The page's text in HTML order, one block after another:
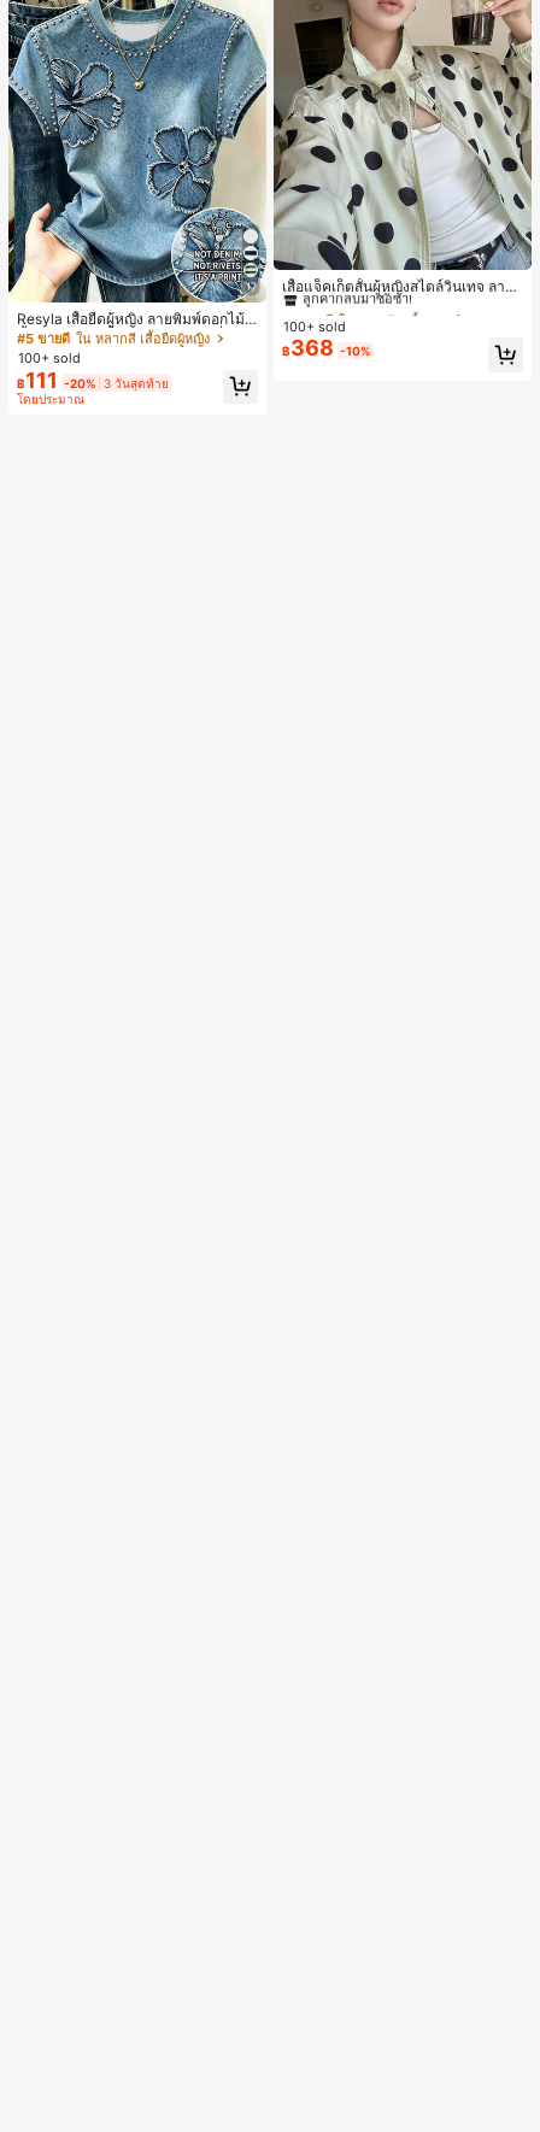
17
Resyla เสื้อยืดผู้หญิง ลายพิมพ์ดอกไม้สี
น้ำเงินวินเทจ เสื้อสำหรับออกไปเที่ยวฤ
ดูร้อน ดีไซน์กราฟิก สบายๆ อเนกประสง
ค์ สวมใส่ประจำวัน กลางแจ้ง ช้อปปิ้ง ท่
องเที่ยวกลางแจ้ง
#5 ขายดี ใน หลากสี เสื้อยืดผู้หญิง
100+ sold
฿111 -20% 3 วันสุดท้าย
โดยประมาณ
เสื้อแจ็คเก็ตสั้นผู้หญิงสไตล์วินเทจ ลายจุ
ดขนาดใหญ่ คอตั้ง เอวเข้ารูป แขนพอง
ทรงหลวม แฟชั่นอเนกประสงค์ สำหรับใ
ส่ประจำวันและไปเที่ยวพักผ่อน
#1 ขายดี
ใน กระเป๋า เสื้อคลุมลำลอง
ลูกค้ากลับมาซื้อซ้ำ!
#1 ขายดี ใน กระเป๋า เสื้อคลุมลำลอง
ลูกค้ากลับมาซื้อซ้ำ!
#1 ขายดี ใน กระเป๋า เสื้อคลุมลำลอง
ลูกค้ากลับมาซื้อซ้ำ!
#1 ขายดี ใน กระเป๋า เสื้อคลุมลำลอง
100+ sold
฿368 -10%